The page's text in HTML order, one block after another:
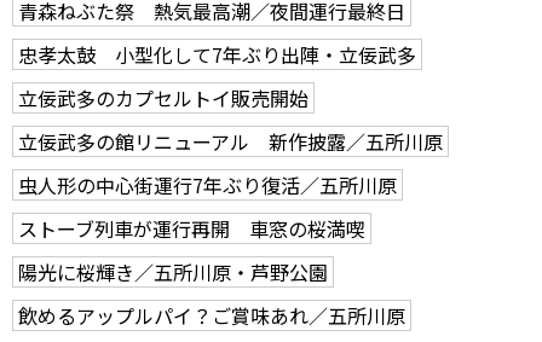
青森ねぶた祭 熱気最高潮／夜間運行最終日
忠孝太鼓 小型化して7年ぶり出陣・立佞武多
立佞武多のカプセルトイ販売開始
立佞武多の館リニューアル 新作披露／五所川原
虫人形の中心街運行7年ぶり復活／五所川原
ストーブ列車が運行再開 車窓の桜満喫
陽光に桜輝き／五所川原・芦野公園
飲めるアップルパイ？ご賞味あれ／五所川原